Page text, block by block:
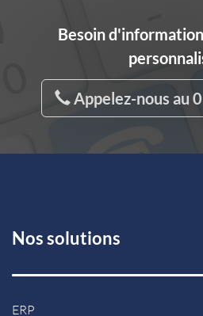
Besoin
Appelez-nous au
Nos solutions
ERP